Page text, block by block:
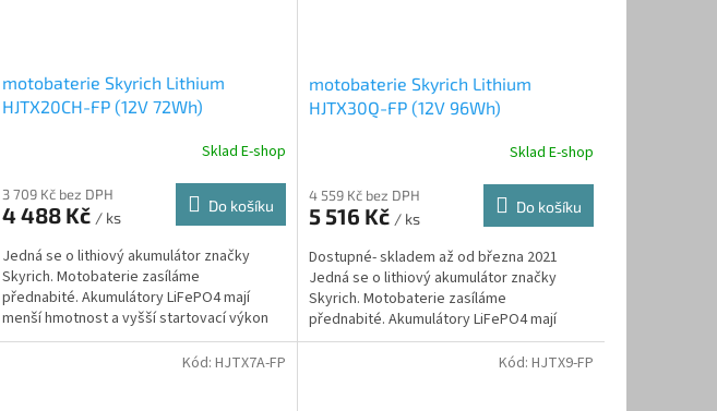
motobaterie Skyrich Lithium
HJTX20CH-FP (12V 72Wh)
Sklad E-shop
3 709 Kč bez DPH
4 488 Kč / ks
Do košíku
Jedná se o lithiový akumulátor značky
Skyrich. Motobaterie zasíláme
přednabité. Akumulátory LiFePO4 mají
menší hmotnost a vyšší startovací výkon
než...
motobaterie Skyrich Lithium
HJTX30Q-FP (12V 96Wh)
Sklad E-shop
4 559 Kč bez DPH
5 516 Kč / ks
Do košíku
Dostupné- skladem až od března 2021
Jedná se o lithiový akumulátor značky
Skyrich. Motobaterie zasíláme
přednabité. Akumulátory LiFePO4 mají
menší hmotnost a...
Kód: HJTX7A-FP Kód: HJTX9-FP